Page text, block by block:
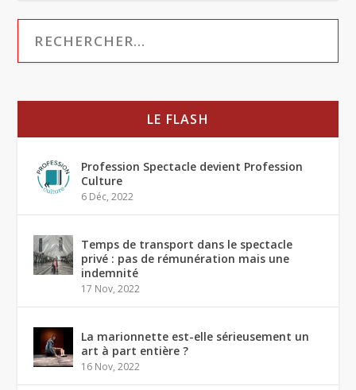
LE FLASH
Profession Spectacle devient Profession
Culture
6 Déc, 2022
Temps de transport dans le spectacle
privé : pas de rémunération mais une
indemnité
17 Nov, 2022
La marionnette est-elle sérieusement un
art à part entière ?
16 Nov, 2022